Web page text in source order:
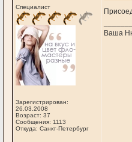
Специалист
Зарегистрирован:
26.03.2008
Возраст: 37
Сообщения: 1113
Откуда: Санкт-Петербург
Ваша